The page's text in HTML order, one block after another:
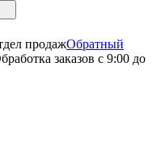
продажОбратный
заказов с 9:00 до